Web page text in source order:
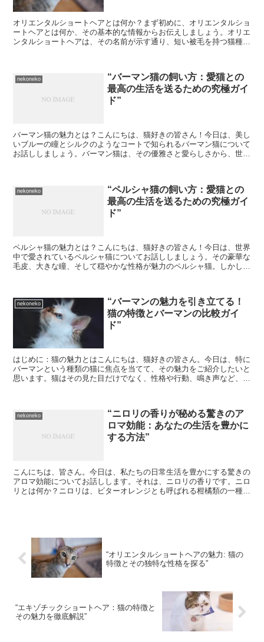
オリエンタルショートヘアとは何か？まず初めに、オリエンタルショ
ートヘアとは何か、その基本的な情報からお伝えしましょう。オリエ
ンタルショートヘアは、その名前が示す通り、短い被毛を持つ猫種で
nekoneko
“バーマン猫の飼い方：愛猫との
最高の生活を送るための究極ガイ
ド”
バーマン猫の魅力とは？こんにちは、猫好きの皆さん！今日は、美し
いブルーの瞳とシルクのようなコートで知られるバーマン猫について
お話ししましょう。バーマン猫は、その優雅さと愛らしさから、世界
nekoneko
“ペルシャ猫の飼い方：愛猫との
最高の生活を送るための究極ガイ
ド”
ペルシャ猫の魅力とは？こんにちは、猫好きの皆さん！今日は、世界
中で愛されているペルシャ猫についてお話ししましょう。その豪華な
毛皮、大きな瞳、そして穏やかな性格が魅力のペルシャ猫。しかし、
nekoneko
“バーマンの魅力を引き立てる！
猫の特徴とバーマンの比較ガイ
ド”
はじめに：猫の魅力とはこんにちは、猫好きの皆さん。今日は、特に
バーマンという種類の猫に焦点を当てて、その魅力をご紹介したいと
思います。猫はその見た目だけでなく、性格や行動、鳴き声など、種
nekoneko
“ニロリの香りが秘める驚きのア
ロマ効能：あなたの生活を豊かに
する方法”
こんにちは、皆さん。今日は、私たちの日常生活を豊かにする驚きの
アロマ効能についてお話しします。それは、ニロリの香りです。ニロ
リとは何か？ニロリは、ビターオレンジとも呼ばれる柑橘類の一種
“オリエンタルショートヘアの魅力: 猫の
特徴とその独特な性格を探る”
“エキゾチックショートヘア：猫の特徴と
その魅力を徹底解説”